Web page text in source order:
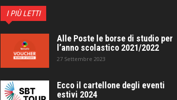
I PIÙ LETTI
Alle Poste le borse di studio per
l’anno scolastico 2021/2022
27 Settembre 2023
Ecco il cartellone degli eventi
estivi 2024